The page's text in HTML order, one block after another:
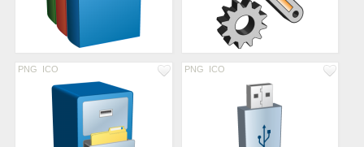
PNG ICO PNG ICO